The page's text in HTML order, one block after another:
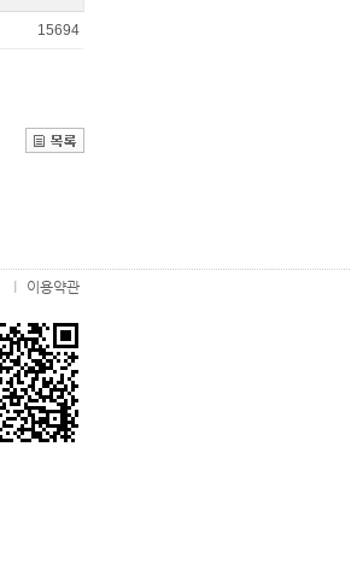
15694
이용약관